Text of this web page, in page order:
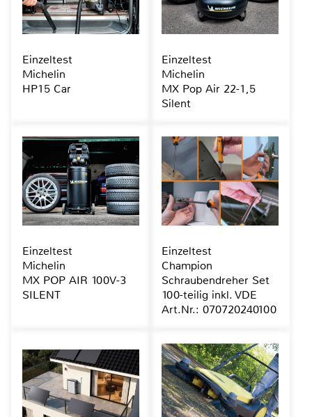
Einzeltest
Michelin
HP15 Car
Einzeltest
Michelin
MX Pop Air 22-1,5
Silent
Einzeltest
Michelin
MX POP AIR 100V-3
SILENT
Einzeltest
Champion
Schraubendreher Set
100-teilig inkl. VDE
Art.Nr.: 070720240100